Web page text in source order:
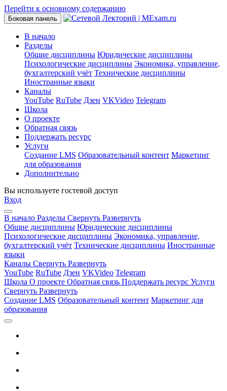
Перейти к основному содержанию
Боковая панель
В начало
Разделы
Общие дисциплины Юридические дисциплины
Психологические дисциплины Экономика, управление,
бухгалтерский учёт Технические дисциплины
Иностранные языки
Каналы
YouTube RuTube Дзен VKVideo Telegram
Школа
О проекте
Обратная связь
Поддержать ресурс
Услуги
Создание LMS Образовательный контент Маркетинг
для образования
Дополнительно
Вы используете гостевой доступ
Вход
В начало Разделы Свернуть Развернуть
Общие дисциплины Юридические дисциплины
Психологические дисциплины Экономика, управление,
бухгалтерский учёт Технические дисциплины Иностранные
языки
Каналы Свернуть Развернуть
YouTube RuTube Дзен VKVideo Telegram
Школа О проекте Обратная связь Поддержать ресурс Услуги
Свернуть Развернуть
Создание LMS Образовательный контент Маркетинг для
образования